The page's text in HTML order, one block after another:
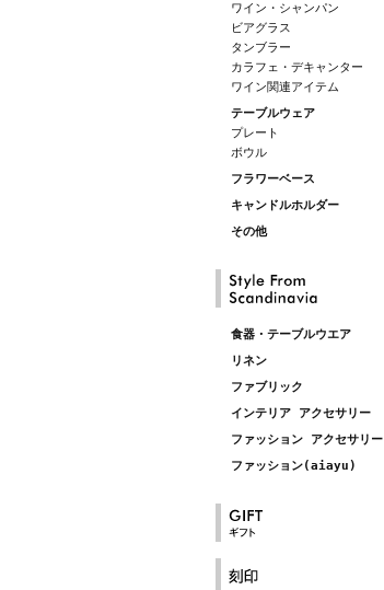
ワイン・シャンパン
ビアグラス
タンブラー
カラフェ・デキャンター
ワイン関連アイテム
テーブルウェア
プレート
ボウル
フラワーベース
キャンドルホルダー
その他
食器・テーブルウエア
リネン
ファブリック
インテリア アクセサリー
ファッション アクセサリー
ファッション(aiayu)